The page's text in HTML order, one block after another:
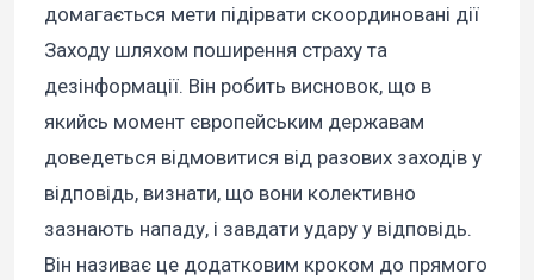
домагається мети підірвати скоординовані дії
Заходу шляхом поширення страху та
дезінформації. Він робить висновок, що в
якийсь момент європейським державам
доведеться відмовитися від разових заходів у
відповідь, визнати, що вони колективно
зазнають нападу, і завдати удару у відповідь.
Він називає це додатковим кроком до прямого